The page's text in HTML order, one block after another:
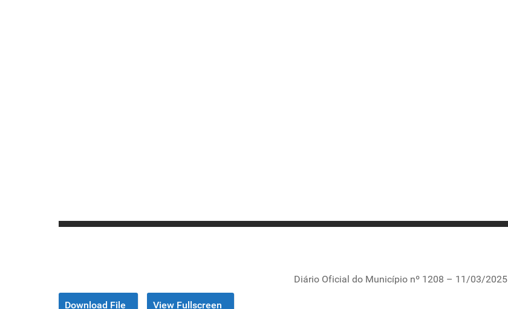
Diário Oficial do Município nº 1208 – 11/03/2025
Download File View Fullscreen